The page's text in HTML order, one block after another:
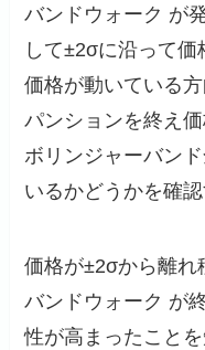
バンドウォーク が
して±2σに沿って価
価格が動いている
パンションを終え
ボリンジャーバン
いるかどうかを確
価格が±2σから離れ
バンドウォーク が
性が高まったことを